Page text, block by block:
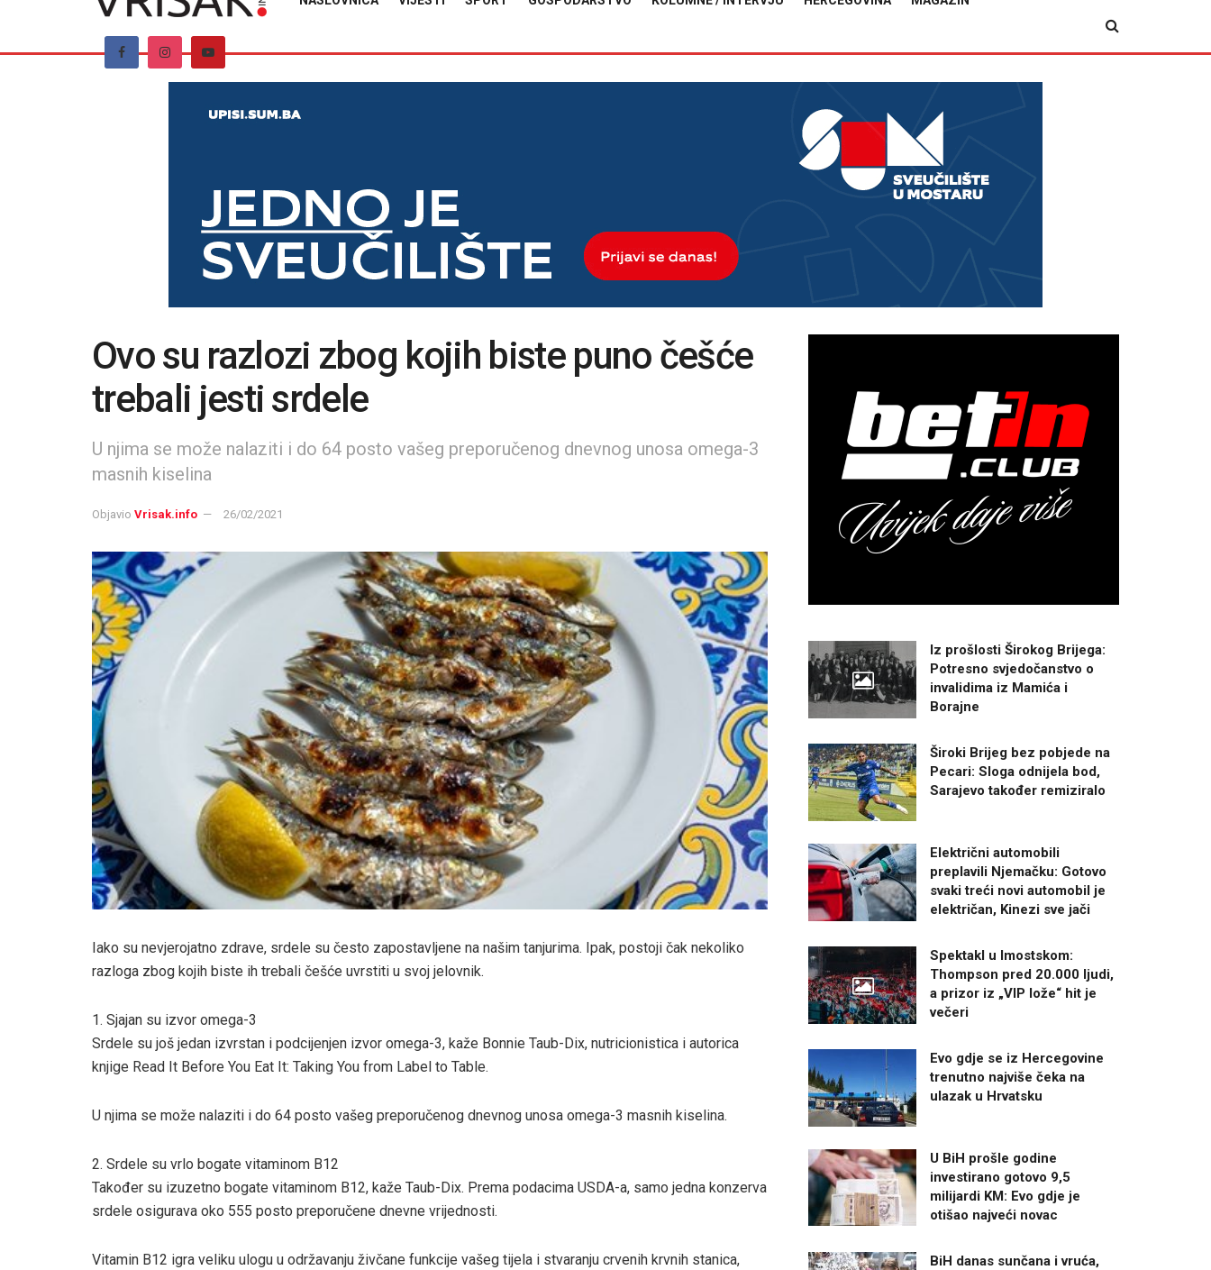
Ovo su razlozi zbog kojih biste puno češće
trebali jesti srdele
U njima se može nalaziti i do 64 posto vašeg preporučenog dnevnog unosa omega-3
masnih kiselina
Objavio Vrisak.info 26/02/2021
Iako su nevjerojatno zdrave, srdele su često zapostavljene na našim tanjurima. Ipak, postoji čak nekoliko
razloga zbog kojih biste ih trebali češće uvrstiti u svoj jelovnik.
1. Sjajan su izvor omega-3
Srdele su još jedan izvrstan i podcijenjen izvor omega-3, kaže Bonnie Taub-Dix, nutricionistica i autorica
knjige Read It Before You Eat It: Taking You from Label to Table.​
U njima se može nalaziti i do 64 posto vašeg preporučenog dnevnog unosa omega-3 masnih kiselina.
2. Srdele su vrlo bogate vitaminom B12
Također su izuzetno bogate vitaminom B12, kaže Taub-Dix. Prema podacima USDA-a, samo jedna konzerva
srdele osigurava oko 555 posto preporučene dnevne vrijednosti.
Vitamin B12 igra veliku ulogu u održavanju živčane funkcije vašeg tijela i stvaranju crvenih krvnih stanica,
Iz prošlosti Širokog Brijega:
Potresno svjedočanstvo o
invalidima iz Mamića i
Borajne
Široki Brijeg bez pobjede na
Pecari: Sloga odnijela bod,
Sarajevo također remiziralo
Električni automobili
preplavili Njemačku: Gotovo
svaki treći novi automobil je
električan, Kinezi sve jači
Spektakl u Imostskom:
Thompson pred 20.000 ljudi,
a prizor iz „VIP lože“ hit je
večeri
Evo gdje se iz Hercegovine
trenutno najviše čeka na
ulazak u Hrvatsku
U BiH prošle godine
investirano gotovo 9,5
milijardi KM: Evo gdje je
otišao najveći novac
BiH danas sunčana i vruća,